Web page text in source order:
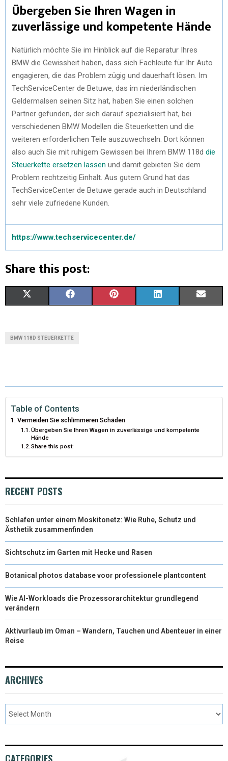
Übergeben Sie Ihren Wagen in
zuverlässige und kompetente Hände
Natürlich möchte Sie im Hinblick auf die Reparatur Ihres
BMW die Gewissheit haben, dass sich Fachleute für Ihr Auto
engagieren, die das Problem zügig und dauerhaft lösen. Im
TechServiceCenter de Betuwe, das im niederländischen
Geldermalsen seinen Sitz hat, haben Sie einen solchen
Partner gefunden, der sich darauf spezialisiert hat, bei
verschiedenen BMW Modellen die Steuerketten und die
weiteren erforderlichen Teile auszuwechseln. Dort können
also auch Sie mit ruhigem Gewissen bei Ihrem BMW 118d die
Steuerkette ersetzen lassen und damit gebieten Sie dem
Problem rechtzeitig Einhalt. Aus gutem Grund hat das
TechServiceCenter de Betuwe gerade auch in Deutschland
sehr viele zufriedene Kunden.
https://www.techservicecenter.de/
Share this post:
T
T
E
R
O
K
R
S
D
BMW 118D STEUERKETTE
Table of Contents
Vermeiden Sie schlimmeren Schäden
Übergeben Sie Ihren Wagen in zuverlässige und kompetente
Hände
Share this post:
RECENT POSTS
Schlafen unter einem Moskitonetz: Wie Ruhe, Schutz und
Ästhetik zusammenfinden
Sichtschutz im Garten mit Hecke und Rasen
Botanical photos database voor professionele plantcontent
Wie AI-Workloads die Prozessorarchitektur grundlegend
verändern
Aktivurlaub im Oman – Wandern, Tauchen und Abenteuer in einer
Reise
ARCHIVES
CATEGORIES